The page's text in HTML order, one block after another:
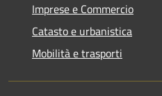
Imprese e Commercio
Catasto e urbanistica
Mobilità e trasporti